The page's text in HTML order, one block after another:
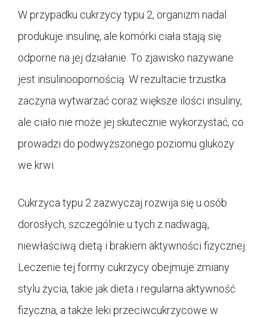
W przypadku cukrzycy typu 2, organizm nadal
produkuje insulinę, ale komórki ciała stają się
odporne na jej działanie. To zjawisko nazywane
jest insulinoopornością. W rezultacie trzustka
zaczyna wytwarzać coraz większe ilości insuliny,
ale ciało nie może jej skutecznie wykorzystać, co
prowadzi do podwyższonego poziomu glukozy
we krwi.
Cukrzyca typu 2 zazwyczaj rozwija się u osób
dorosłych, szczególnie u tych z nadwagą,
niewłaściwą dietą i brakiem aktywności fizycznej.
Leczenie tej formy cukrzycy obejmuje zmiany
stylu życia, takie jak dieta i regularna aktywność
fizyczna, a także leki przeciwcukrzycowe w